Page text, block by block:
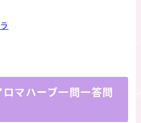
マハーブ一問一答問